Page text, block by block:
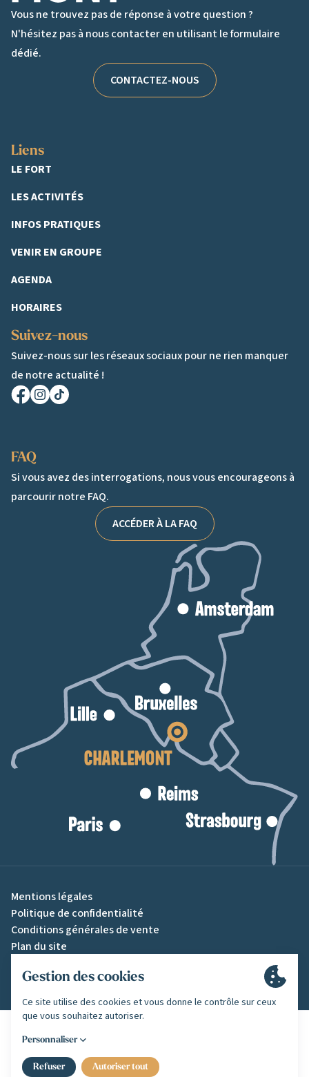
Vous ne trouvez pas de réponse à votre question ?
N'hésitez pas à nous contacter en utilisant le formulaire
dédié.
CONTACTEZ-NOUS
Liens
LE FORT
LES ACTIVITÉS
INFOS PRATIQUES
VENIR EN GROUPE
AGENDA
HORAIRES
Suivez-nous
Suivez-nous sur les réseaux sociaux pour ne rien manquer
de notre actualité !
FAQ
Si vous avez des interrogations, nous vous encourageons à
parcourir notre FAQ.
ACCÉDER À LA FAQ
Mentions légales
Politique de confidentialité
Conditions générales de vente
Plan du site
Une création